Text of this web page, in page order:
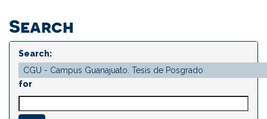
Search
Search:
for